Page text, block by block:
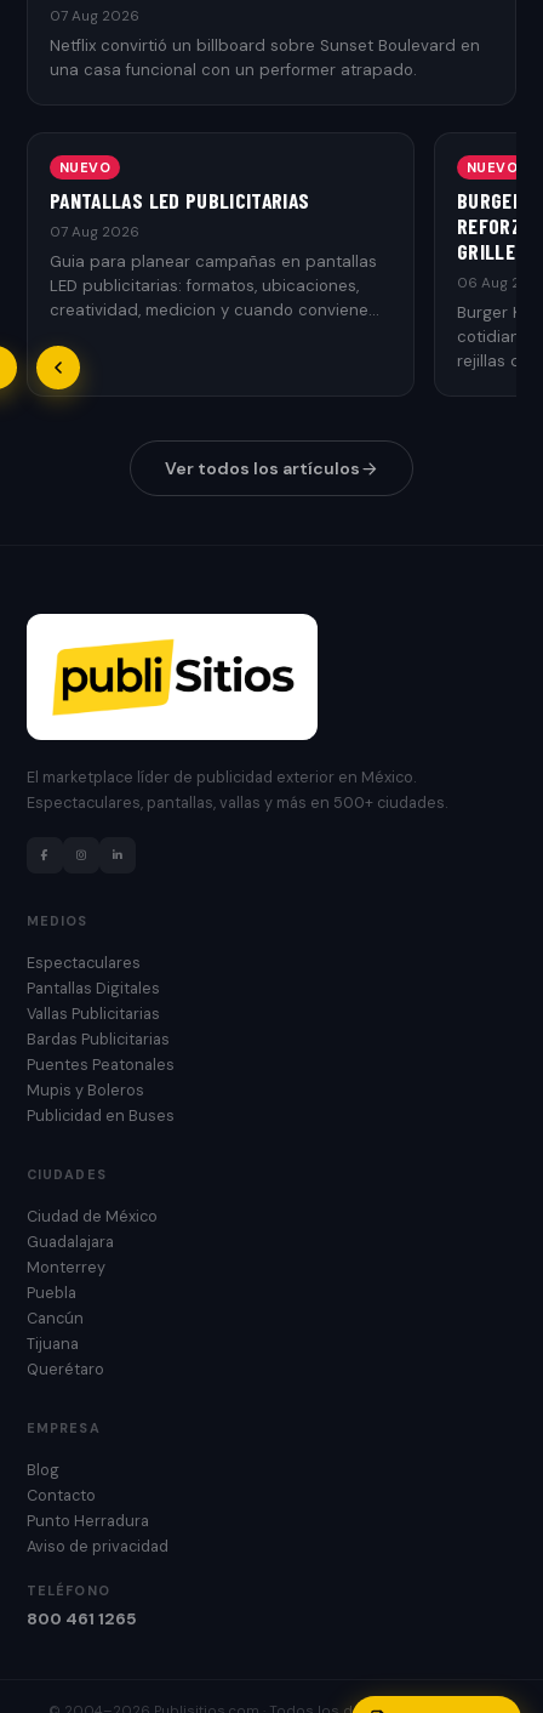
07 Aug 2026
Netflix convirtió un billboard sobre Sunset Boulevard en
una casa funcional con un performer atrapado.
NUEVO
PANTALLAS LED PUBLICITARIAS
07 Aug 2026
Guia para planear campañas en pantallas
LED publicitarias: formatos, ubicaciones,
creatividad, medicion y cuando conviene
NUEVO
BURGER
GRILLED
06 Aug
Burger
rejillas de
Ver todos los artículos
El marketplace líder de publicidad exterior en México.
Espectaculares, pantallas, vallas y más en 500+ ciudades.
MEDIOS
Espectaculares
Pantallas Digitales
Vallas Publicitarias
Bardas Publicitarias
Puentes Peatonales
Mupis y Boleros
Publicidad en Buses
CIUDADES
Ciudad de México
Guadalajara
Monterrey
Puebla
Cancún
Tijuana
Querétaro
EMPRESA
Blog
Contacto
Punto Herradura
Aviso de privacidad
TELÉFONO
800 461 1265